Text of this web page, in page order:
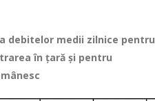
debitelor medii zilnice pentru
în ţară şi pentru